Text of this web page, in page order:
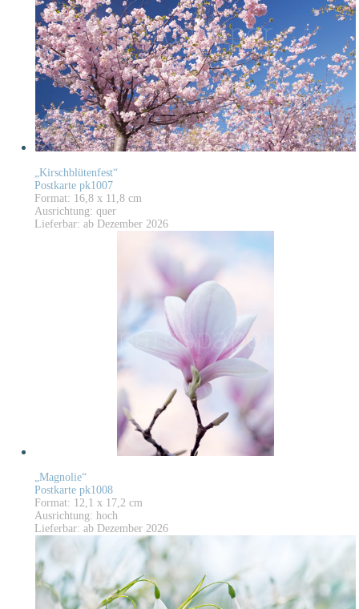
„Kirschblütenfest“
Postkarte pk1007
Format: 16,8 x 11,8 cm
Ausrichtung: quer
Lieferbar: ab Dezember 2026
„Magnolie“
Postkarte pk1008
Format: 12,1 x 17,2 cm
Ausrichtung: hoch
Lieferbar: ab Dezember 2026